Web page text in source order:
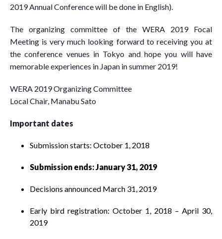
2019 Annual Conference will be done in English).
The organizing committee of the WERA 2019 Focal
Meeting is very much looking forward to receiving you at
the conference venues in Tokyo and hope you will have
memorable experiences in Japan in summer 2019!
WERA 2019 Organizing Committee
Local Chair, Manabu Sato
Important dates
Submission starts: October 1, 2018
Submission ends: January 31, 2019
Decisions announced March 31, 2019
Early bird registration: October 1, 2018 – April 30,
2019